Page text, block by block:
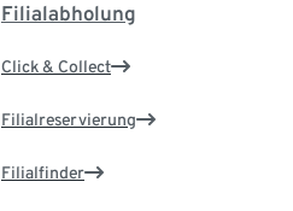
Filialabholung
Click & Collect
Filialreservierung
Filialfinder